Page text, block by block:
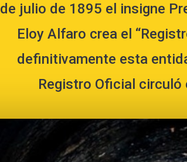
de julio de 1895 el insigne
Eloy Alfaro crea el
definitivamente esta
Registro Oficial circuló